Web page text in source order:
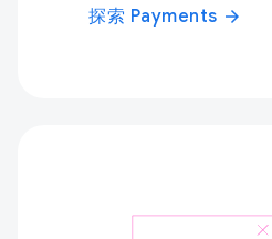
探索 Payments arrow_forward